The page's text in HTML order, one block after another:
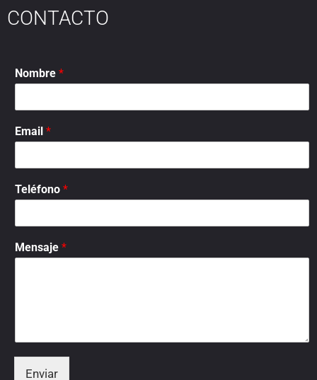
CONTACTO
Nombre *
Email *
Teléfono *
Mensaje *
Enviar